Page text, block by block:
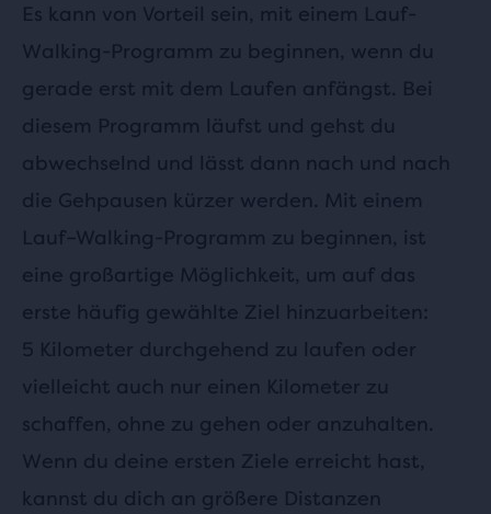
Es kann von Vorteil sein, mit einem Lauf-
Walking-Programm zu beginnen, wenn du
gerade erst mit dem Laufen anfängst. Bei
diesem Programm läufst und gehst du
abwechselnd und lässt dann nach und nach
die Gehpausen kürzer werden. Mit einem
Lauf–Walking-Programm zu beginnen, ist
eine großartige Möglichkeit, um auf das
erste häufig gewählte Ziel hinzuarbeiten:
5 Kilometer durchgehend zu laufen oder
vielleicht auch nur einen Kilometer zu
schaffen, ohne zu gehen oder anzuhalten.
Wenn du deine ersten Ziele erreicht hast,
kannst du dich an größere Distanzen